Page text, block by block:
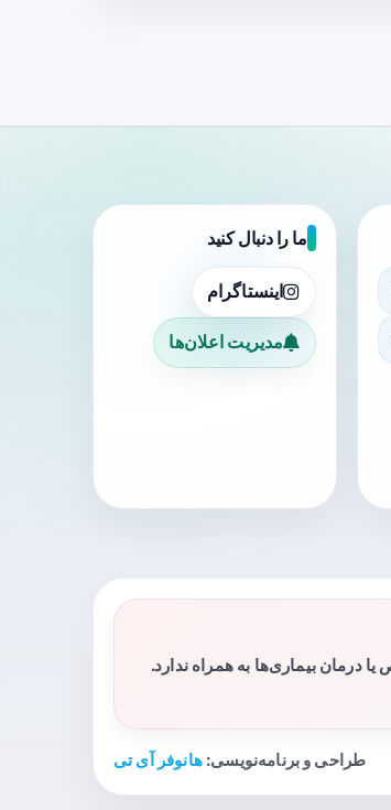
ما را دنبال کنید
اینستاگرام
مدیریت اعلان‌ها
بیماری‌ها به همراه ندارد.
طراحی و برنامه‌نویسی:هانوفر آی تی